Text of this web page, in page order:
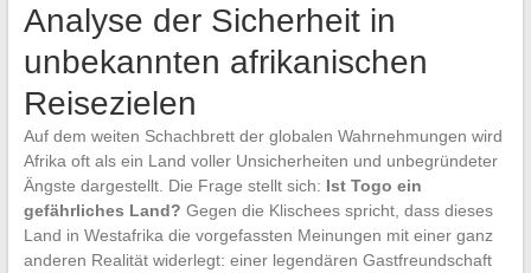
Analyse der Sicherheit in
unbekannten afrikanischen
Reisezielen
Auf dem weiten Schachbrett der globalen Wahrnehmungen wird
Afrika oft als ein Land voller Unsicherheiten und unbegründeter
Ängste dargestellt. Die Frage stellt sich: Ist Togo ein
gefährliches Land? Gegen die Klischees spricht, dass dieses
Land in Westafrika die vorgefassten Meinungen mit einer ganz
anderen Realität widerlegt: einer legendären Gastfreundschaft